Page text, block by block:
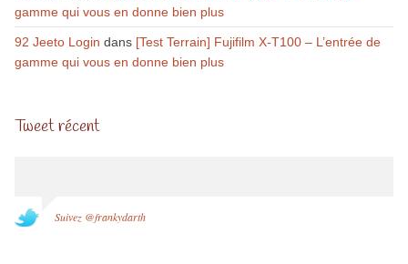
gamme qui vous en donne bien plus
92 Jeeto Login dans [Test Terrain] Fujifilm X-T100 – L’entrée de
gamme qui vous en donne bien plus
Tweet récent
Suivez @frankydarth